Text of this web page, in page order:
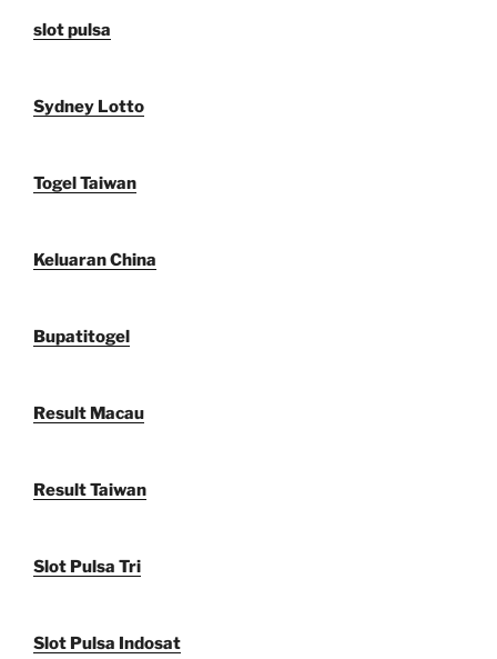
slot pulsa
Sydney Lotto
Togel Taiwan
Keluaran China
Bupatitogel
Result Macau
Result Taiwan
Slot Pulsa Tri
Slot Pulsa Indosat